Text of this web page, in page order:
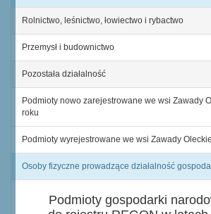
Rolnictwo, leśnictwo, łowiectwo i rybactwo
Przemysł i budownictwo
Pozostała działalność
Podmioty nowo zarejestrowane we wsi Zawady
roku
Podmioty wyrejestrowane we wsi Zawady
Osoby fizyczne prowadzące działalność
Podmioty gospodarki